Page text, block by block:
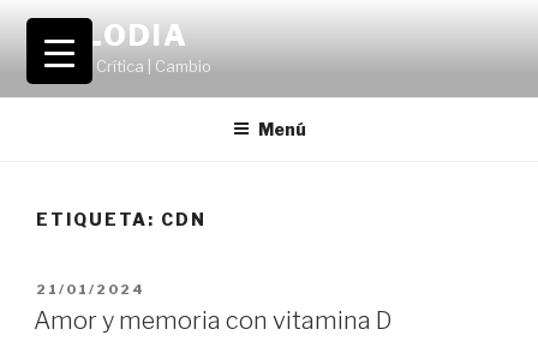
Saltar
contenido
VOLODIA
Teatro | Crítica | Cambio
Menú
ETIQUETA: CDN
PUBLICADO
EL
21/01/2024
Amor y memoria con vitamina D